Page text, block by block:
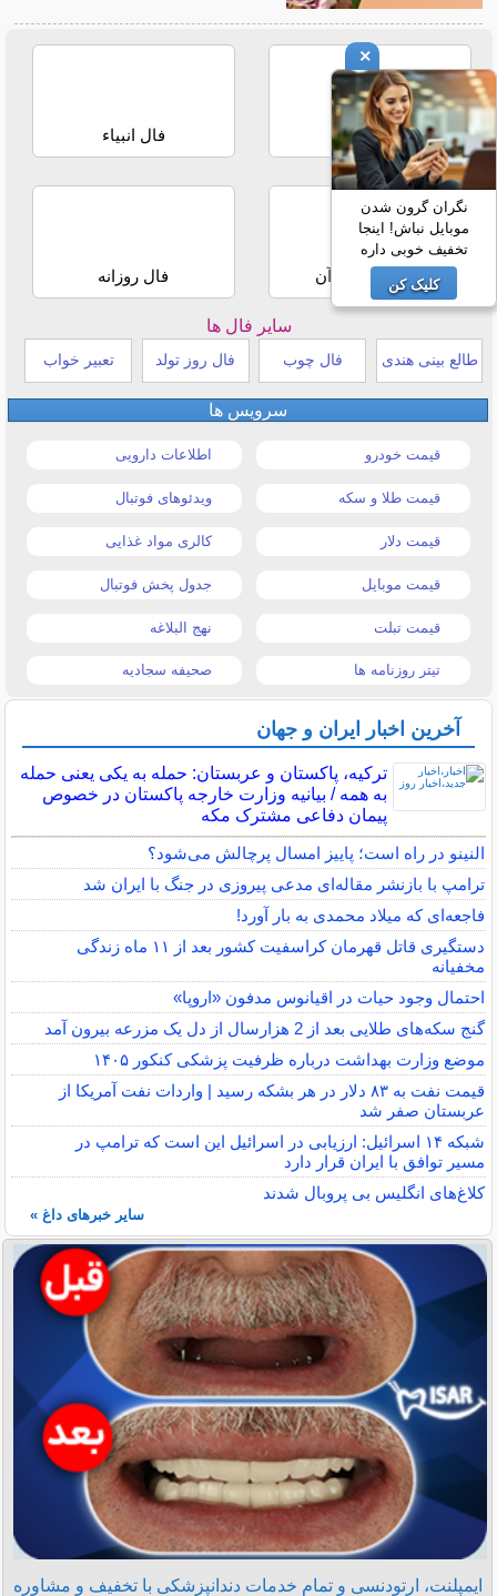
فال حافظ فال انبیاء
استخاره با قرآن فال روزانه
سایر فال ها
طالع بینی هندی فال چوب فال روز تولد تعبیر خواب
سرویس ها
قیمت خودرو اطلاعات دارویی
قیمت طلا و سکه ویدئوهای فوتبال
قیمت دلار کالری مواد غذایی
قیمت موبایل جدول پخش فوتبال
قیمت تبلت نهج البلاغه
تیتر روزنامه ها صحیفه سجادیه
آخرین اخبار ایران و جهان
ترکیه، پاکستان و عربستان: حمله به یکی یعنی حمله
به همه / بیانیه وزارت خارجه پاکستان در خصوص
پیمان دفاعی مشترک مکه
النینو در راه است؛ پاییز امسال پرچالش می‌شود؟
ترامپ با بازنشر مقاله‌ای مدعی پیروزی در جنگ با ایران شد
فاجعه‌ای که میلاد محمدی به بار آورد!
دستگیری قاتل قهرمان کراسفیت کشور بعد از ۱۱ ماه زندگی
مخفیانه
احتمال وجود حیات در اقیانوس مدفون «اروپا»
گنج سکه‌های طلایی بعد از 2 هزارسال از دل یک مزرعه بیرون آمد
موضع وزارت بهداشت درباره ظرفیت پزشکی کنکور ۱۴۰۵
قیمت نفت به ۸۳ دلار در هر بشکه رسید | واردات نفت آمریکا از
عربستان صفر شد
شبکه ۱۴ اسرائیل: ارزیابی در اسرائیل این است که ترامپ در
مسیر توافق با ایران قرار دارد
کلاغ‌های انگلیس بی پروبال شدند
سایر خبرهای داغ »
ایمپلنت، ارتودنسی و تمام خدمات دندانپزشکی با تخفیف و مشاوره
×
نگران گرون شدن
موبایل نباش! اینجا
تخفیف خوبی داره
کلیک کن